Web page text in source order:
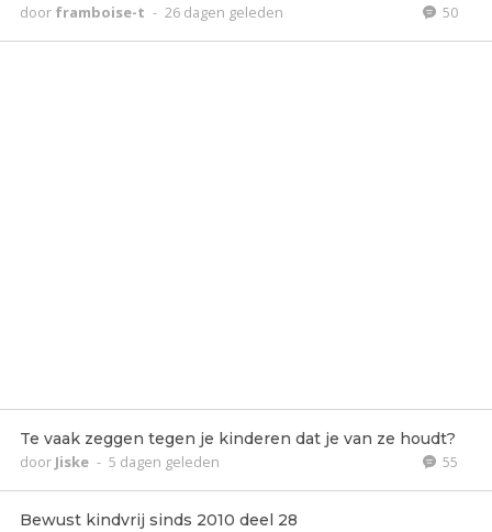
door framboise-t - 26 dagen geleden 50
Te vaak zeggen tegen je kinderen dat je van ze houdt?
door Jiske - 5 dagen geleden 55
Bewust kindvrij sinds 2010 deel 28